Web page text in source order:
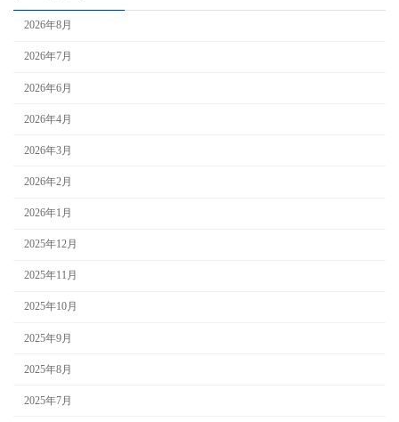
2026年8月
2026年7月
2026年6月
2026年4月
2026年3月
2026年2月
2026年1月
2025年12月
2025年11月
2025年10月
2025年9月
2025年8月
2025年7月